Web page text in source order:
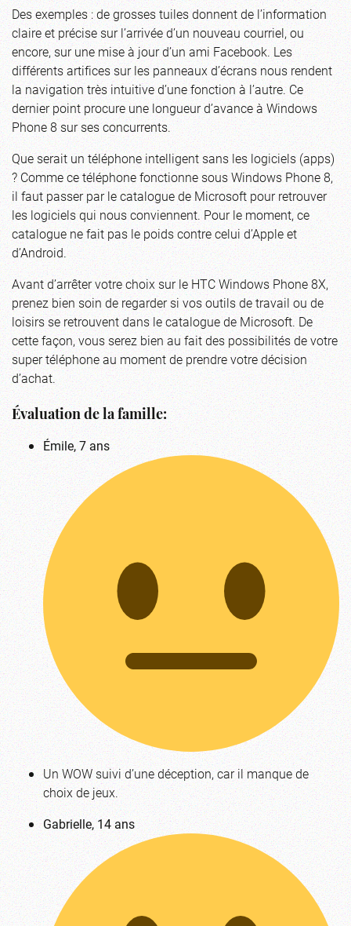
Des exemples : de grosses tuiles donnent de l’information
claire et précise sur l’arrivée d’un nouveau courriel, ou
encore, sur une mise à jour d’un ami Facebook. Les
différents artifices sur les panneaux d’écrans nous rendent
la navigation très intuitive d’une fonction à l’autre. Ce
dernier point procure une longueur d’avance à Windows
Phone 8 sur ses concurrents.
Que serait un téléphone intelligent sans les logiciels (apps)
? Comme ce téléphone fonctionne sous Windows Phone 8,
il faut passer par le catalogue de Microsoft pour retrouver
les logiciels qui nous conviennent. Pour le moment, ce
catalogue ne fait pas le poids contre celui d’Apple et
d’Android.
Avant d’arrêter votre choix sur le HTC Windows Phone 8X,
prenez bien soin de regarder si vos outils de travail ou de
loisirs se retrouvent dans le catalogue de Microsoft. De
cette façon, vous serez bien au fait des possibilités de votre
super téléphone au moment de prendre votre décision
d’achat.
Évaluation de la famille:
Émile, 7 ans
Un WOW suivi d’une déception, car il manque de
choix de jeux.
Gabrielle, 14 ans